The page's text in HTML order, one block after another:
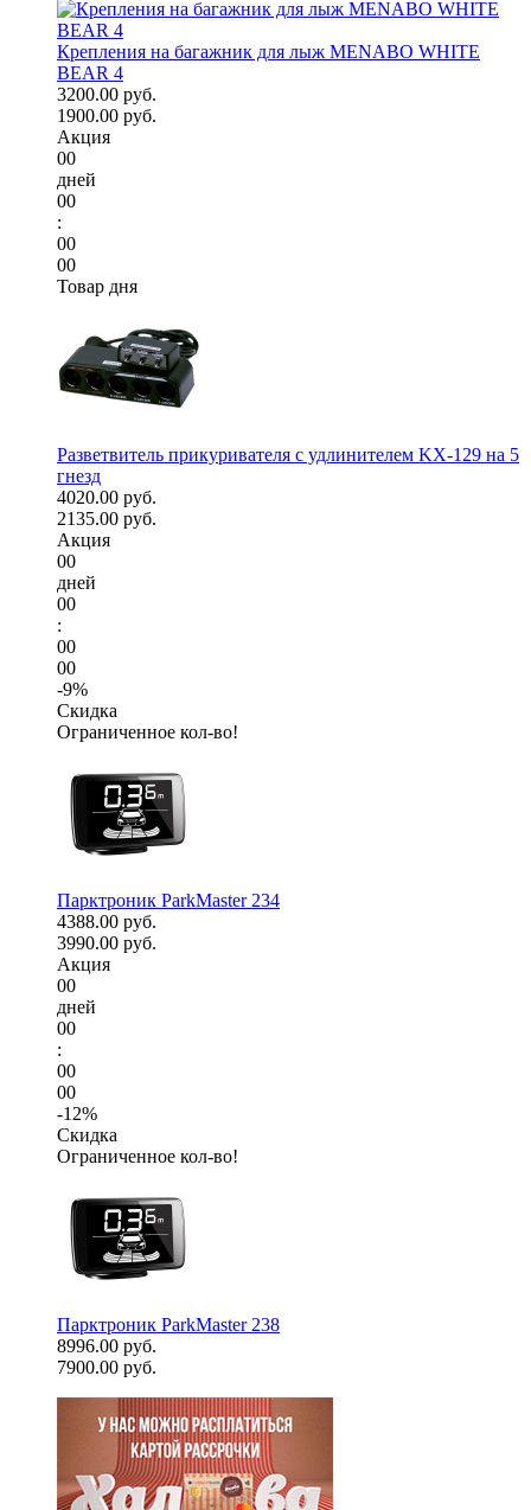
Крепления на багажник для лыж MENABO WHITE
BEAR 4
3200.00 руб.
1900.00 руб.
Акция
00
дней
00
:
00
00
Товар дня
Разветвитель прикуривателя с удлинителем KX-129 на 5
гнезд
4020.00 руб.
2135.00 руб.
Акция
00
дней
00
:
00
00
-9%
Скидка
Ограниченное кол-во!
Парктроник ParkMaster 234
4388.00 руб.
3990.00 руб.
Акция
00
дней
00
:
00
00
-12%
Скидка
Ограниченное кол-во!
Парктроник ParkMaster 238
8996.00 руб.
7900.00 руб.